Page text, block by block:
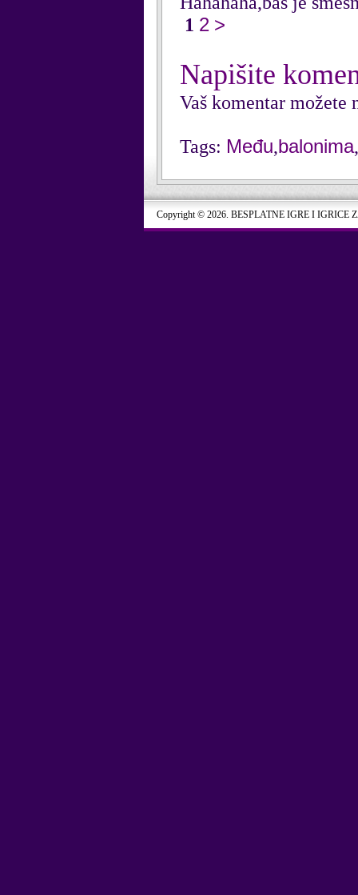
1 2 >
Napišite
Vaš komentar možete
Tags: Među,balonima,
Copyright © 2026. BESPLATNE IGRE I IGRICE